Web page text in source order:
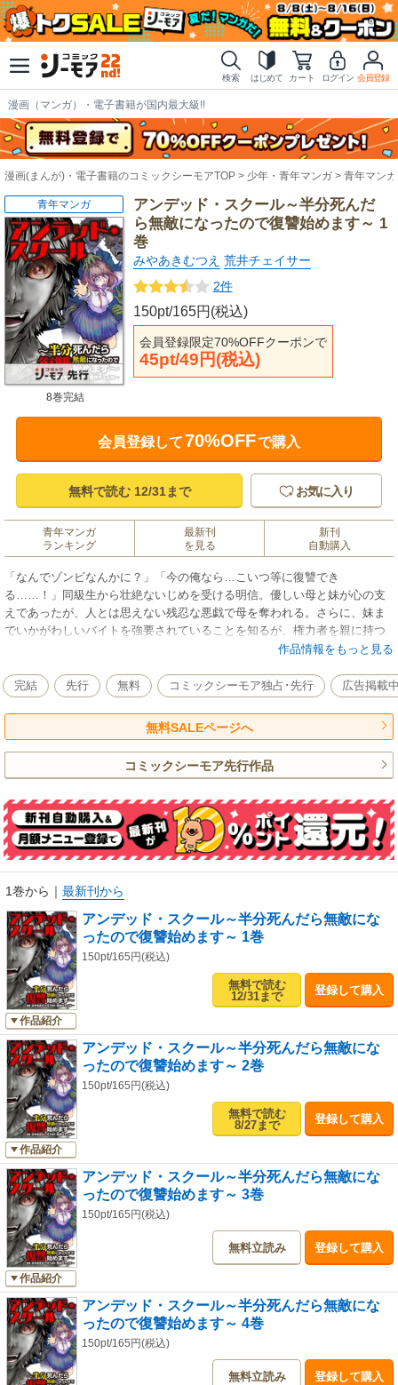
検索 はじめて カート ログイン 会員登録
漫画（マンガ）・電子書籍が国内最大級!!
漫画(まんが)・電子書籍のコミックシーモアTOP 少年・青年マンガ 青年マンガ
アンデッド・スクール～半分死んだ
ら無敵になったので復讐始めます～ 1
巻
みやあきむつえ 荒井チェイサー
2件
150pt/165円(税込)
会員登録限定70%OFFクーポンで
45pt/49円(税込)
青年マンガ
8巻完結
会員登録して70%OFFで購入
無料で読む 12/31まで お気に入り
青年マンガ
ランキング
最新刊
を見る
新刊
自動購入
「なんでゾンビなんかに？」「今の俺なら…こいつ等に復讐でき
る……！」同級生から壮絶ないじめを受ける明信。優しい母と妹が心の支
えであったが、人とは思えない残忍な悪戯で母を奪われる。さらに、妹ま
でいかがわしいバイトを強要されていることを知るが、権力者を親に持つ
加害者等に為す術がない。追い打ちをかけるように動物実験と称して、明
で溢れていた。しかし、なぜか明信だけがゾンビ耐性を持っていて……。
強靭な身体を手に入れ「人間」でなくなった明信は、「化け物」のような
悪魔達への復讐を決意する。
作品情報をもっと見る
完結 先行 無料 コミックシーモア独占･先行 広告掲載
無料SALEページへ
コミックシーモア先行作品
1巻から ｜ 最新刊から
作品紹介
アンデッド・スクール～半分死んだら無敵にな
ったので復讐始めます～ 1巻
150pt/165円(税込)
無料で読む
12/31まで
登録して購入
作品紹介
アンデッド・スクール～半分死んだら無敵にな
ったので復讐始めます～ 2巻
150pt/165円(税込)
無料で読む
8/27まで
登録して購入
作品紹介
アンデッド・スクール～半分死んだら無敵にな
ったので復讐始めます～ 3巻
150pt/165円(税込)
無料立読み 登録して購入
アンデッド・スクール～半分死んだら無敵にな
ったので復讐始めます～ 4巻
150pt/165円(税込)
無料立読み 登録して購入